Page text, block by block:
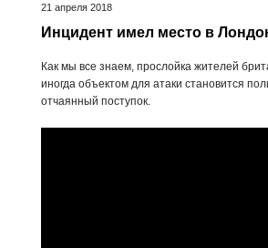
21 апреля 2018
Инцидент имел место в
Как мы все знаем, прослойка жителей
иногда объектом для атаки становится
отчаянный поступок.